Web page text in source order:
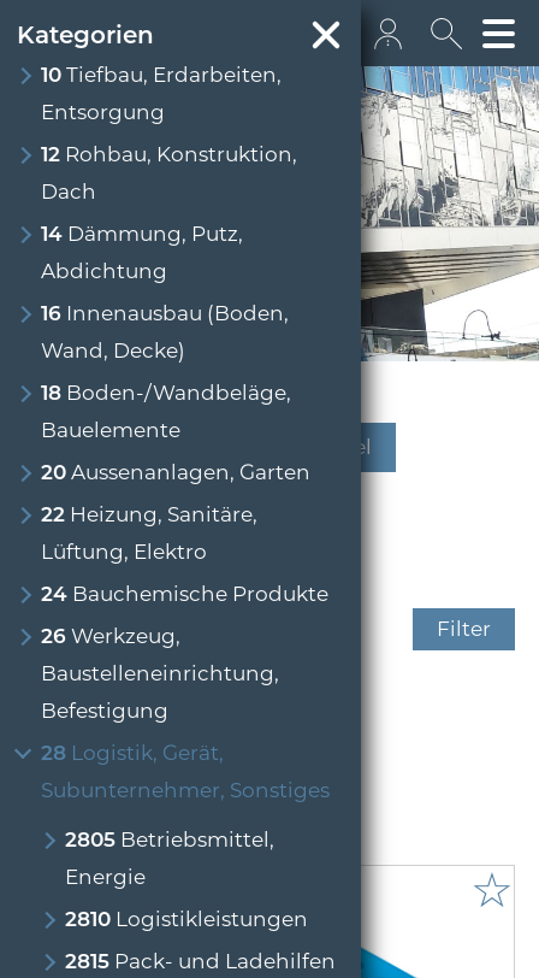
+43 512 362233
info@euro­bau.com
inndata
Baustoffdatenbank
Kategorien
10 Tiefbau, Erdarbeiten,
Entsorgung
12 Rohbau, Konstruktion,
Dach
14 Dämmung, Putz,
Abdichtung
16 Innenausbau (Boden,
Wand, Decke)
18 Boden-/Wandbeläge,
Bauelemente
20 Aussenanlagen, Garten
22 Heizung, Sanitäre,
Lüftung, Elektro
24 Bauchemische Produkte
26 Werkzeug,
Baustelleneinrichtung,
Befestigung
28 Logistik, Gerät,
Subunternehmer, Sonstiges
2805 Betriebsmittel,
Energie
2810 Logistikleistungen
2815 Pack- und Ladehilfen
Besuchte Artikel
Warenkorb
Filter
Sonstiges, Zubehör
6 Artikel gefunden
☆